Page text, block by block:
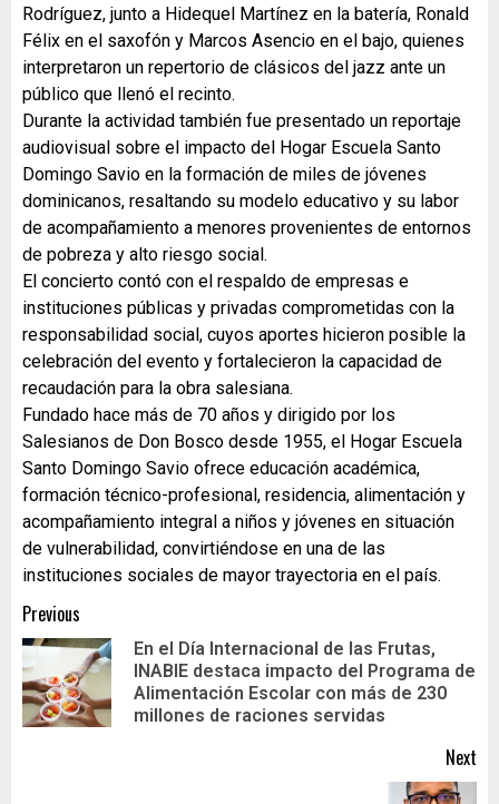
Rodríguez, junto a Hidequel Martínez en la batería, Ronald
Félix en el saxofón y Marcos Asencio en el bajo, quienes
interpretaron un repertorio de clásicos del jazz ante un
público que llenó el recinto.
Durante la actividad también fue presentado un reportaje
audiovisual sobre el impacto del Hogar Escuela Santo
Domingo Savio en la formación de miles de jóvenes
dominicanos, resaltando su modelo educativo y su labor
de acompañamiento a menores provenientes de entornos
de pobreza y alto riesgo social.
El concierto contó con el respaldo de empresas e
instituciones públicas y privadas comprometidas con la
responsabilidad social, cuyos aportes hicieron posible la
celebración del evento y fortalecieron la capacidad de
recaudación para la obra salesiana.
Fundado hace más de 70 años y dirigido por los
Salesianos de Don Bosco desde 1955, el Hogar Escuela
Santo Domingo Savio ofrece educación académica,
formación técnico-profesional, residencia, alimentación y
acompañamiento integral a niños y jóvenes en situación
de vulnerabilidad, convirtiéndose en una de las
instituciones sociales de mayor trayectoria en el país.
Previous
En el Día Internacional de las Frutas,
INABIE destaca impacto del Programa de
Alimentación Escolar con más de 230
millones de raciones servidas
Next